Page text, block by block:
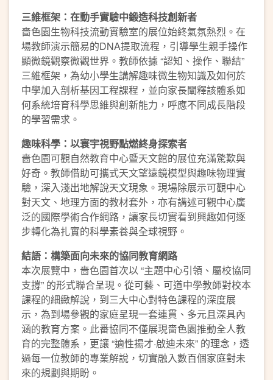
三維框架：在動手實驗中鍛造科技創新者
嗇色園生物科技流動實驗室的展位始終氣氛熱烈。在
場教師演示簡易的DNA提取流程，引導學生親手操作
顯微鏡觀察微觀世界。教師依據 “認知、操作、聯結”
三維框架，為幼小學生講解趣味微生物知識及如何於
中學加入剖析基因工程課程，並向家長闡釋該體系如
何系統培育科學思維與創新能力，呼應不同成長階段
的學習需求。
趣味科學：以寰宇視野點燃終身探索者
嗇色園可觀自然教育中心暨天文館的展位充滿驚歎與
好奇。教師借助可攜式天文望遠鏡模型與趣味物理實
驗，深入淺出地解說天文現象。現場除展示可觀中心
對天文、地理方面的教材套外，亦有講述可觀中心廣
泛的國際學術合作網路，讓家長切實看到興趣如何逐
步轉化為扎實的科學素養與全球視野。
結語：構築面向未來的協同教育網路
本次展覽中，嗇色園首次以 “主題中心引領、屬校協同
支撐” 的形式聯合呈現。從可藝、可道中學教師對校本
課程的細緻解說，到三大中心對特色課程的深度展
示，為到場參觀的家庭呈現一套連貫、多元且深具內
涵的教育方案。此番協同不僅展現嗇色園推動全人教
育的完整體系，更讓 “適性揚才·啟迪未來” 的理念，透
過每一位教師的專業解說，切實融入數百個家庭對未
來的規劃與期盼。